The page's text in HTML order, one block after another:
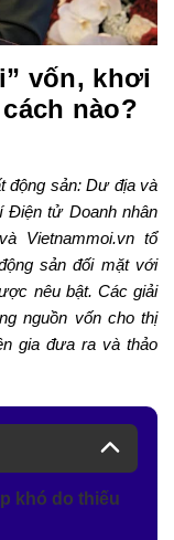
vốn, khơi
nào?
động sản: Dư địa và
Điện tử Doanh nhân
Vietnammoi.vn tổ
sản đối mặt với
nêu bật. Các giải
nguồn vốn cho thị
gia đưa ra và thảo
khó do thiếu